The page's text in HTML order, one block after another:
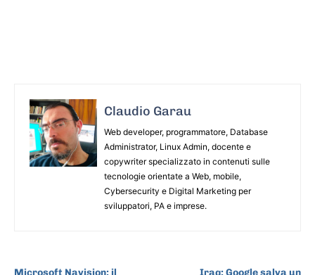
Claudio Garau
Web developer, programmatore, Database
Administrator, Linux Admin, docente e
copywriter specializzato in contenuti sulle
tecnologie orientate a Web, mobile,
Cybersecurity e Digital Marketing per
sviluppatori, PA e imprese.
Microsoft Navision: il
Iraq: Google salva un